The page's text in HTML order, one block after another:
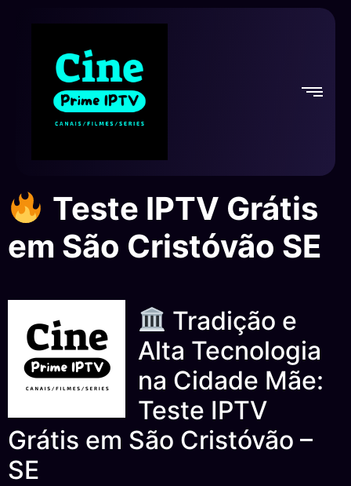
Teste IPTV Grátis
em São Cristóvão SE
Tradição e
Alta Tecnologia
na Cidade Mãe:
Teste IPTV
Grátis em São Cristóvão –
SE